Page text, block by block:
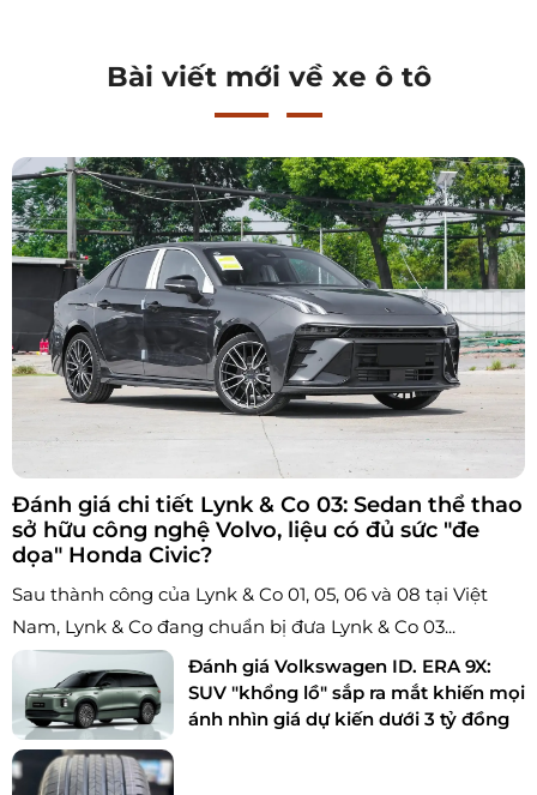
Bài viết mới về xe ô tô
Đánh giá chi tiết Lynk & Co 03: Sedan thể thao
sở hữu công nghệ Volvo, liệu có đủ sức "đe
dọa" Honda Civic?
Sau thành công của Lynk & Co 01, 05, 06 và 08 tại Việt
Nam, Lynk & Co đang chuẩn bị đưa Lynk & Co 03...
Đánh giá Volkswagen ID. ERA 9X:
SUV "khổng lồ" sắp ra mắt khiến mọi
ánh nhìn giá dự kiến dưới 3 tỷ đồng